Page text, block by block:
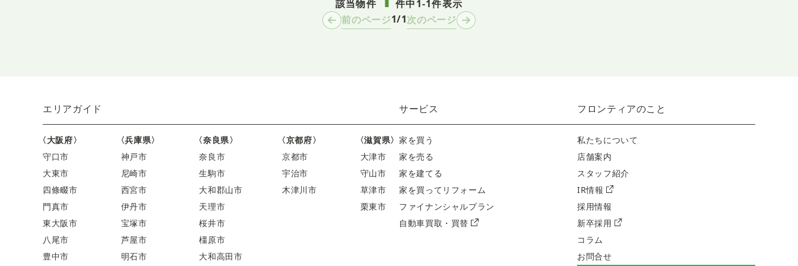
該当物件 件中1-1件表示
前のページ1/1次のページ
エリアガイド
〈大阪府〉
守口市
大東市
四條畷市
門真市
東大阪市
八尾市
豊中市
〈兵庫県〉
神戸市
尼崎市
西宮市
伊丹市
宝塚市
芦屋市
明石市
〈奈良県〉
奈良市
生駒市
大和郡山市
天理市
桜井市
橿原市
大和高田市
〈京都府〉
京都市
宇治市
木津川市
〈滋賀県〉
大津市
守山市
草津市
栗東市
サービス
家を買う
家を売る
家を建てる
家を買ってリフォーム
ファイナンシャルプラン
自動車買取・買替
フロンティアのこと
私たちについて
店舗案内
スタッフ紹介
IR情報
採用情報
新卒採用
コラム
お問合せ